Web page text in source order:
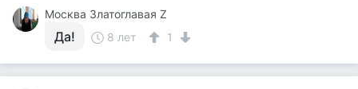
Москва Златоглавая Z
Да! 8 лет 1